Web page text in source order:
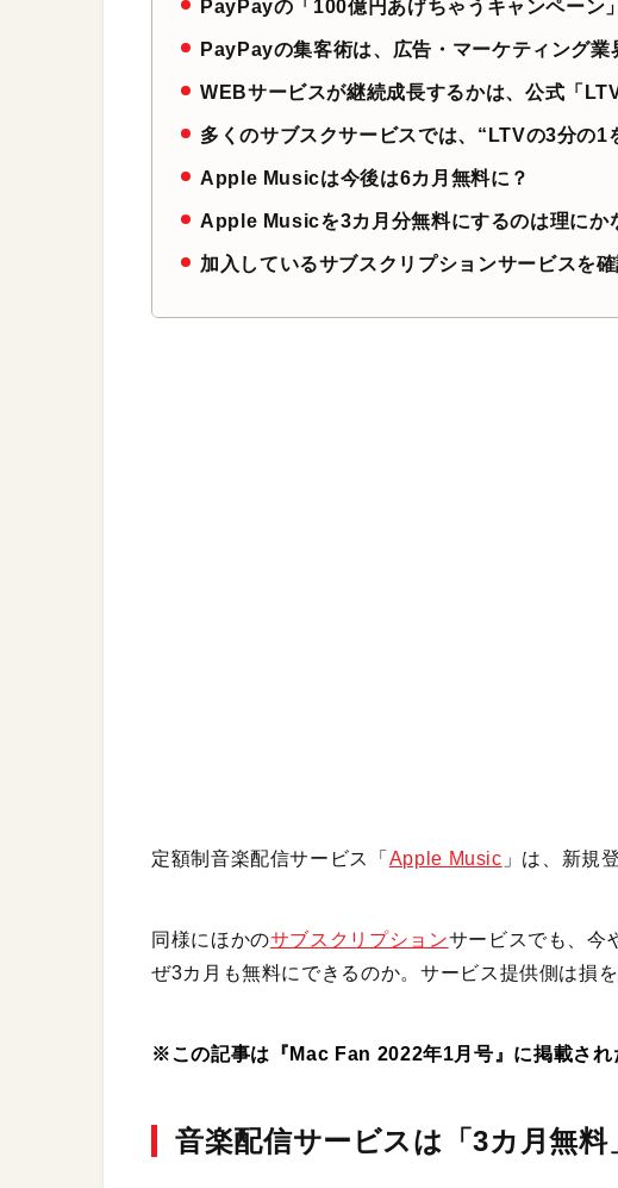
PayPayの「100億円あげちゃうキャンペーン
PayPayの集客術は、広告・マーケティング業
WEBサービスが継続成長するかは、公式「
多くのサブスクサービスでは、“LTVの3分の1
Apple Musicは今後は6カ月無料に？
Apple Musicを3カ月分無料にするのは理にか
加入しているサブスクリプションサービスを
定額制音楽配信サービス「 Apple Music 」は、新規
同様にほかのサブスクリプションサービスでも、今
ぜ3カ月も無料にできるのか。サービス提供側は損
※この記事は『Mac Fan 2022年1月号』に掲載され
音楽配信サービスは「3カ月無